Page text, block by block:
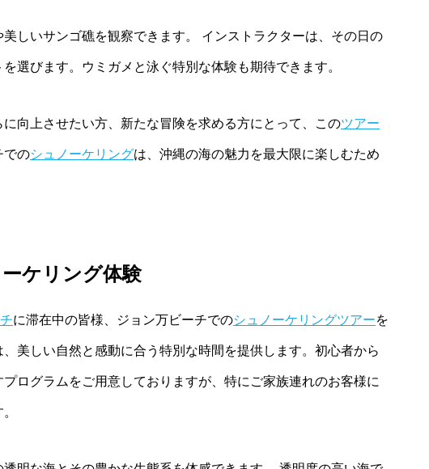
しいサンゴ礁を観察できます。 インストラクターは、その日の
選びます。ウミガメと泳ぐ特別な体験も期待できます。
に向上させたい方、新たな冒険を求める方にとって、このツアー
でのシュノーケリングは、沖縄の海の魅力を最大限に楽しむため
ケリング体験
に滞在中の皆様、ジョン万ビーチでのシュノーケリングツアーを
、美しい自然と感動に合う特別な時間を提供します。初心者から
ログラムをご用意しておりますが、特にご家族連れのお客様に